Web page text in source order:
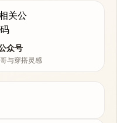
众号
与穿搭灵感